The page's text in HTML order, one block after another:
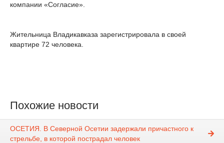
компании «Согласие».
Жительница Владикавказа зарегистрировала в своей
квартире 72 человека.
Похожие новости
ОСЕТИЯ. В Северной Осетии задержали причастного к
стрельбе, в которой пострадал человек